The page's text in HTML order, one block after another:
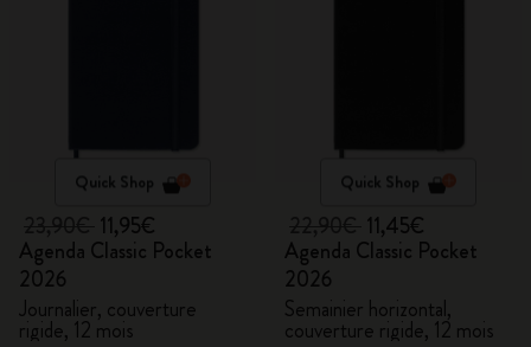
Quick Shop
11,95€
Agenda Classic Pocket
2026
Journalier, couverture
rigide, 12 mois
Quick Shop
11,45€
Agenda Classic Pocket
2026
Semainier horizontal,
couverture rigide, 12 mois